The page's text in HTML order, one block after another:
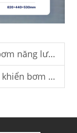
trường khắc nghiệt ngoài trời.
đạt sản lượng nước tối ưu.